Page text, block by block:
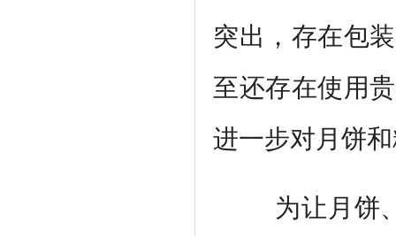
突出，存在包
至还存在使用
进一步对月饼
为让月饼